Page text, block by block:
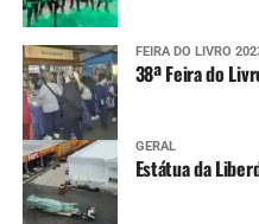
FEIRA DO LIVRO
38ª Feira do
GERAL
Estátua da